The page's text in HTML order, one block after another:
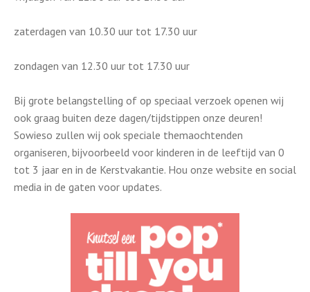
zaterdagen van 10.30 uur tot 17.30 uur
zondagen van 12.30 uur tot 17.30 uur
Bij grote belangstelling of op speciaal verzoek openen wij
ook graag buiten deze dagen/tijdstippen onze deuren!
Sowieso zullen wij ook speciale themaochtenden
organiseren, bijvoorbeeld voor kinderen in de leeftijd van 0
tot 3 jaar en in de Kerstvakantie. Hou onze website en social
media in de gaten voor updates.